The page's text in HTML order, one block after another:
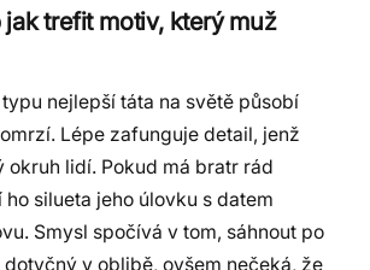
trefit motiv, který muž
nejlepší táta na světě působí
Lépe zafunguje detail, jenž
okruh lidí. Pokud má bratr rád
silueta jeho úlovku s datem
Smysl spočívá v tom, sáhnout po
v oblibě, ovšem nečeká, že